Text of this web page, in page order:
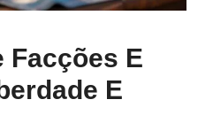
Facções E
E